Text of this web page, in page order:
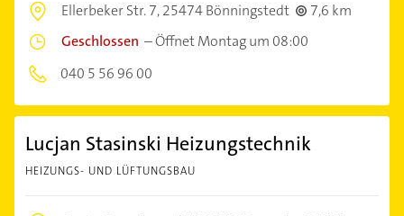
Ellerbeker Str. 7,25474 Bönningstedt
7,6 km
Geschlossen –Öffnet Montag um 08:00
040 5 56 96 00
Lucjan Stasinski Heizungstechnik
HEIZUNGS- UND LÜFTUNGSBAU